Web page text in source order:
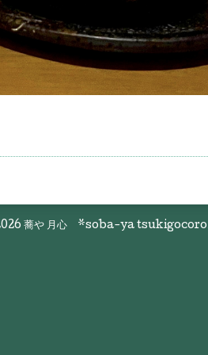
蕎や 月心 *soba-ya tsukigocoro